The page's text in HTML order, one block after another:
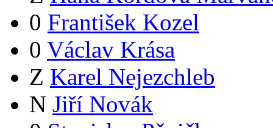
0 František Kozel
0 Václav Krása
Z Karel Nejezchleb
N Jiří Novák